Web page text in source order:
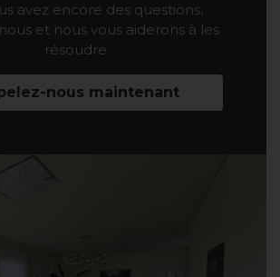
avez encore des questions,
et nous vous aiderons à les
résoudre.
nous maintenant